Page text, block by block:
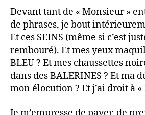
Devant tant de « Monsieur »
de phrases, je bout
Et ces SEINS (même si c’est
rembouré). Et mes yeux
BLEU ? Et mes chaussettes
dans des BALERINES ? Et ma
mon élocution ? Et j’ai droit à «